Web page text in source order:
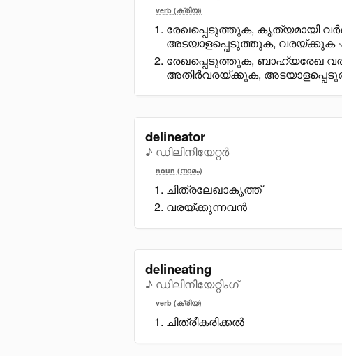
verb (ക്രിയ)
രേഖപ്പെടുത്തുക, കൃത്യമായി
അടയാളപ്പെടുത്തുക, വരയ്ക്കുക
രേഖപ്പെടുത്തുക, ബാഹ്യരേഖ
അതിർവരയ്ക്കുക,
delineator
♪ ഡിലിനിയേറ്റർ
noun (നാമം)
ചിത്രലേഖാകൃത്ത്
വരയ്ക്കുന്നവൻ
delineating
♪ ഡിലിനിയേറ്റിംഗ്
verb (ക്രിയ)
ചിത്രീകരിക്കൽ